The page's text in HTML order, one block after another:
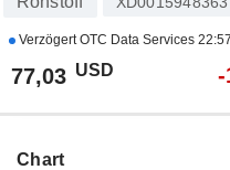
Verzögert OTC Data Services
77,03 USD -
Chart